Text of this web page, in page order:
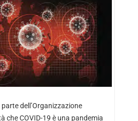
dell’Organizzazione
che COVID-19 è una pandemia